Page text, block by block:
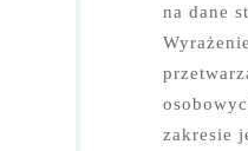
na dane
zakresie